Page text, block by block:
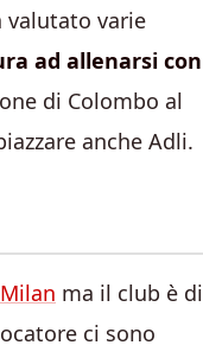
valutato varie
ad allenarsi con
di Colombo al
anche Adli.
ma il club è di
ci sono